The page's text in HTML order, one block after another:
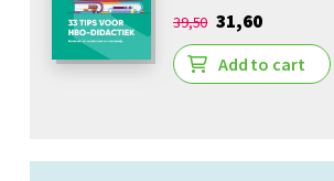
39,50 31,60
Add to cart